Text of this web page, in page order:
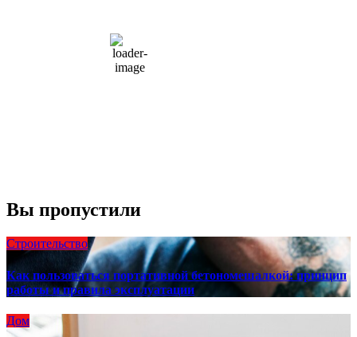
66 %
1004 мб
10 mph
Вы пропустили
Строительство
Как пользоваться портативной бетономешалкой: принцип
работы и правила эксплуатации
Дом